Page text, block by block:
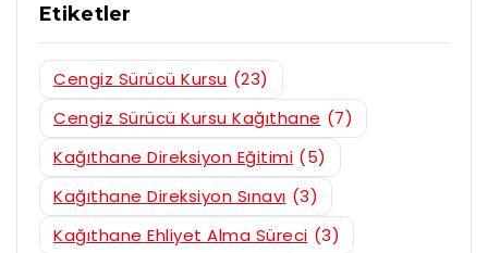
Etiketler
Cengiz Sürücü Kursu (23)
Cengiz Sürücü Kursu Kağıthane (7)
Kağıthane Direksiyon Eğitimi (5)
Kağıthane Direksiyon Sınavı (3)
Kağıthane Ehliyet Alma Süreci (3)